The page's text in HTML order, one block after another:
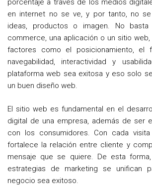
porcentaje a través de los medios
en internet no se ve, y por tanto, no
ideas, productos o imagen. No
commerce, una aplicación o un sitio web,
factores como el posicionamiento, el
navegabilidad, interactividad y
plataforma web sea exitosa y eso solo
un buen diseño web.
El sitio web es fundamental en el
digital de una empresa, además de ser
con los consumidores. Con cada
fortalece la relación entre cliente y
mensaje que se quiere. De esta
estrategias de marketing se unifican
negocio sea exitoso.